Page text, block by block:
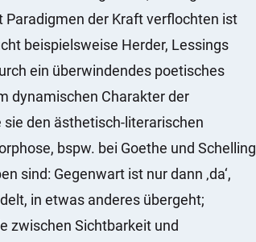
der Kraft verflochten ist
beispielsweise Herder, Lessings
ein überwindendes poetisches
dynamischen Charakter der
den ästhetisch-literarischen
bspw. bei Goethe und Schelling
sind: Gegenwart ist nur dann ‚da‘,
in etwas anderes übergeht;
zwischen Sichtbarkeit und